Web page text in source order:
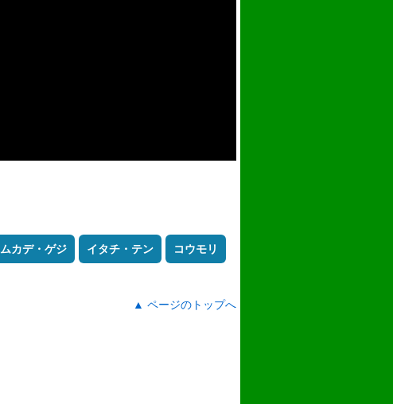
ムカデ・ゲジ イタチ・テン コウモリ
▲ ページのトップへ